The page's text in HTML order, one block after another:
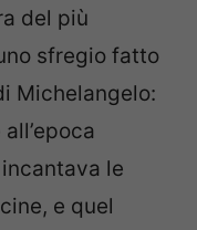
del più
sfregio fatto
Michelangelo:
le
e quel